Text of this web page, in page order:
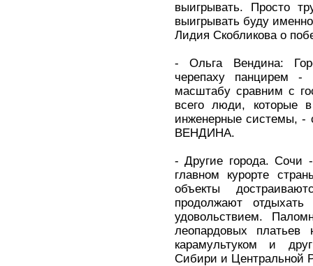
выигрывать. Просто
выигрывать буду
Лидия Скобликова о
- Ольга Вендина:
черепаху панцирем
масштабу сравним с
всего люди,
инженерные системы, -
ВЕНДИНА.
- Другие города. Сочи
главном курорте
объекты
продолжают
удовольствием.
леопардовых
карамультуком и
Сибири и Центральной